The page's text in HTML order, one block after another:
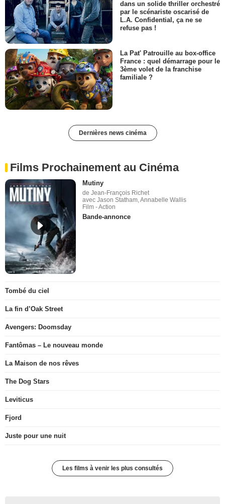
dans un solide thriller orchestré
par le scénariste oscarisé de
L.A. Confidential, ça ne se
refuse pas !
La Pat' Patrouille au box-office
France : quel démarrage pour le
3ème volet de la franchise
familiale ?
Dernières news cinéma
Films Prochainement au Cinéma
Mutiny
de Jean-François Richet
avec Jason Statham, Annabelle Wallis
Film - Action
Bande-annonce
Tombé du ciel
La fin d’Oak Street
Avengers: Doomsday
Fantômas – Le nouveau monde
La Maison de nos rêves
The Dog Stars
Leviticus
Fjord
Juste pour une nuit
Les films à venir les plus consultés